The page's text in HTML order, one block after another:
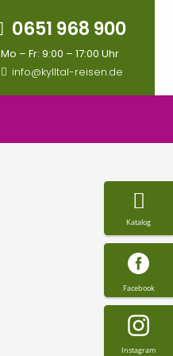
0651 968 900
Mo – Fr: 9:00 – 17:00 Uhr
info@kylltal-reisen.de
Katalog
Facebook
Instagram